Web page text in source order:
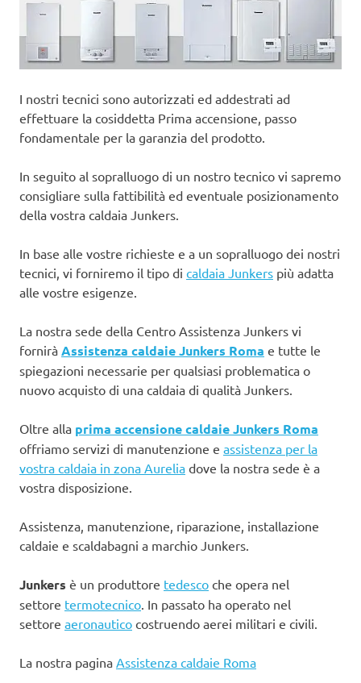
I nostri tecnici sono autorizzati ed addestrati ad
effettuare la cosiddetta Prima accensione, passo
fondamentale per la garanzia del prodotto.
In seguito al sopralluogo di un nostro tecnico vi sapremo
consigliare sulla fattibilità ed eventuale posizionamento
della vostra caldaia Junkers.
In base alle vostre richieste e a un sopralluogo dei nostri
tecnici, vi forniremo il tipo di caldaia Junkers più adatta
alle vostre esigenze.
La nostra sede della Centro Assistenza Junkers vi
fornirà Assistenza caldaie Junkers Roma e tutte le
spiegazioni necessarie per qualsiasi problematica o
nuovo acquisto di una caldaia di qualità Junkers.
Oltre alla prima accensione caldaie Junkers Roma
offriamo servizi di manutenzione e assistenza per la
vostra caldaia in zona Aurelia dove la nostra sede è a
vostra disposizione.
Assistenza, manutenzione, riparazione, installazione
caldaie e scaldabagni a marchio Junkers.
Junkers è un produttore tedesco che opera nel
settore termotecnico . In passato ha operato nel
settore aeronautico costruendo aerei militari e civili.
La nostra pagina Assistenza caldaie Roma